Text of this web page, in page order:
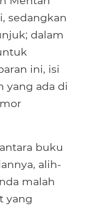
sedangkan
dalam
ini, isi
yang ada di
buku
alih-
malah
yang